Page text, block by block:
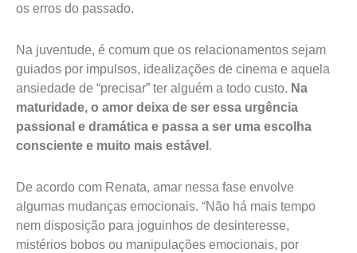
os erros do passado.
Na juventude, é comum que os relacionamentos sejam
guiados por impulsos, idealizações de cinema e aquela
ansiedade de “precisar” ter alguém a todo custo. Na
maturidade, o amor deixa de ser essa urgência
passional e dramática e passa a ser uma escolha
consciente e muito mais estável .
De acordo com Renata, amar nessa fase envolve
algumas mudanças emocionais. “Não há mais tempo
nem disposição para joguinhos de desinteresse,
mistérios bobos ou manipulações emocionais, por